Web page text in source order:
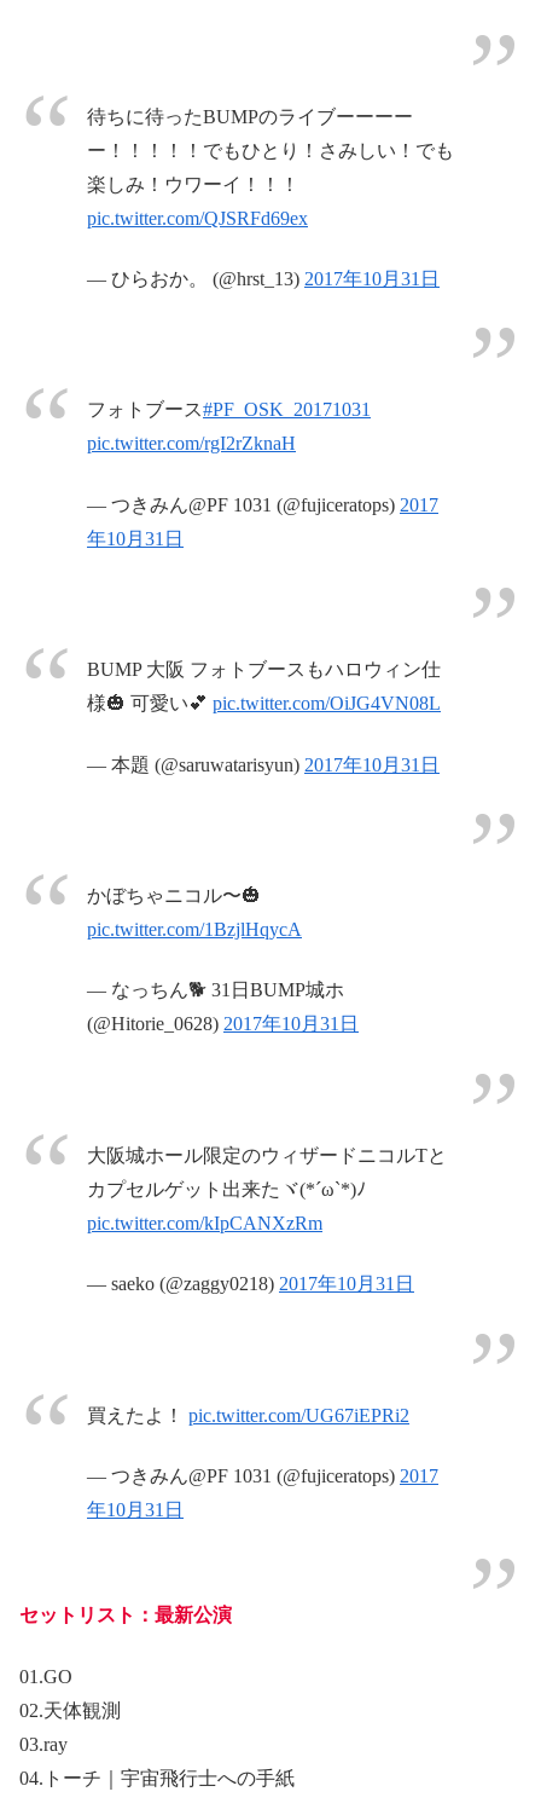
待ちに待ったBUMPのライブーーーー
ー！！！！！でもひとり！さみしい！でも
楽しみ！ウワーイ！！！
pic.twitter.com/QJSRFd69ex
— ひらおか。 (@hrst_13) 2017年10月31日
フォトブース#PF_OSK_20171031
pic.twitter.com/rgI2rZknaH
— つきみん@PF 1031 (@fujiceratops) 2017
年10月31日
BUMP 大阪 フォトブースもハロウィン仕
様🎃 可愛い💕 pic.twitter.com/OiJG4VN08L
— 本題 (@saruwatarisyun) 2017年10月31日
かぼちゃニコル〜🎃
pic.twitter.com/1BzjlHqycA
— なっちん🐕 31日BUMP城ホ
(@Hitorie_0628) 2017年10月31日
大阪城ホール限定のウィザードニコルTと
カプセルゲット出来たヾ(*´ω`*)ﾉ
pic.twitter.com/kIpCANXzRm
— saeko (@zaggy0218) 2017年10月31日
買えたよ！ pic.twitter.com/UG67iEPRi2
— つきみん@PF 1031 (@fujiceratops) 2017
年10月31日
セットリスト：最新公演
01.GO
02.天体観測
03.ray
04.トーチ｜宇宙飛行士への手紙